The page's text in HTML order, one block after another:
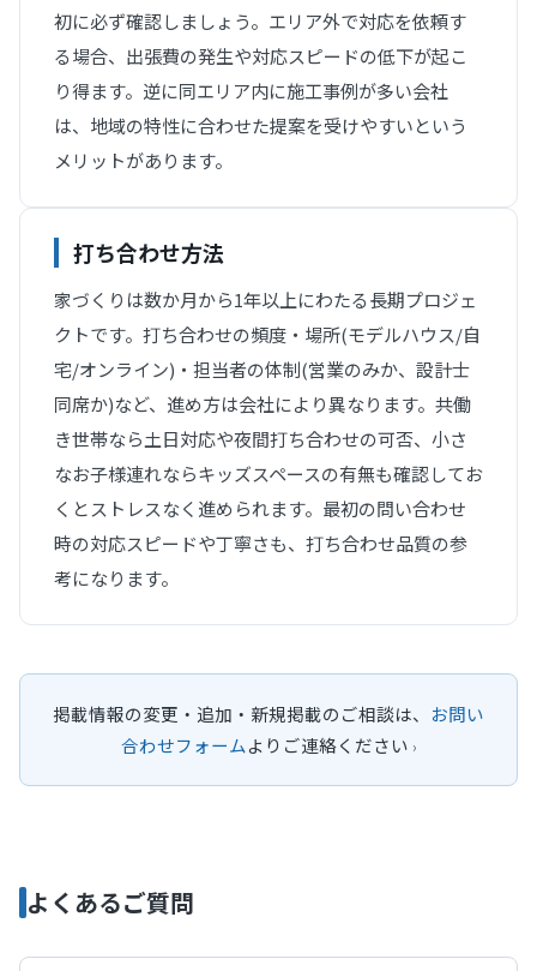
初に必ず確認しましょう。エリア外で対応を依頼す
る場合、出張費の発生や対応スピードの低下が起こ
り得ます。逆に同エリア内に施工事例が多い会社
は、地域の特性に合わせた提案を受けやすいという
メリットがあります。
打ち合わせ方法
家づくりは数か月から1年以上にわたる長期プロジェ
クトです。打ち合わせの頻度・場所(モデルハウス/自
宅/オンライン)・担当者の体制(営業のみか、設計士
同席か)など、進め方は会社により異なります。共働
き世帯なら土日対応や夜間打ち合わせの可否、小さ
なお子様連れならキッズスペースの有無も確認してお
くとストレスなく進められます。最初の問い合わせ
時の対応スピードや丁寧さも、打ち合わせ品質の参
考になります。
掲載情報の変更・追加・新規掲載のご相談は、 お問い
合わせフォームよりご連絡ください ›
よくあるご質問